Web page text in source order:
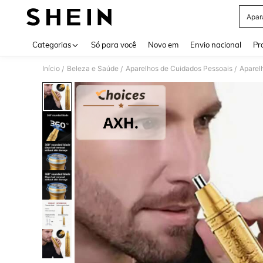
Categorias Só para você Novo em Envio nacional
Início / Beleza e Saúde / Aparelhos de Cuidados Pessoais /